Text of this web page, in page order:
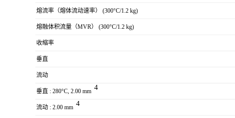
熔流率（熔体流动速率） (300°C/1.2 kg)
熔融体积流量（MVR） (300°C/1.2 kg)
收缩率
垂直
流动
垂直 : 280°C, 2.00 mm
4
流动 : 2.00 mm
4